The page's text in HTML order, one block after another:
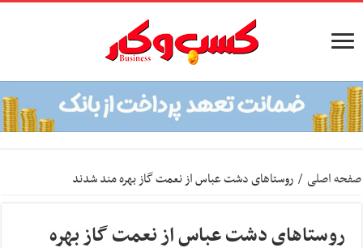
صفحه اصلی / روستاهای دشت عباس از نعمت گاز بهره مند شدند
روستاهای دشت عباس از نعمت گاز بهره